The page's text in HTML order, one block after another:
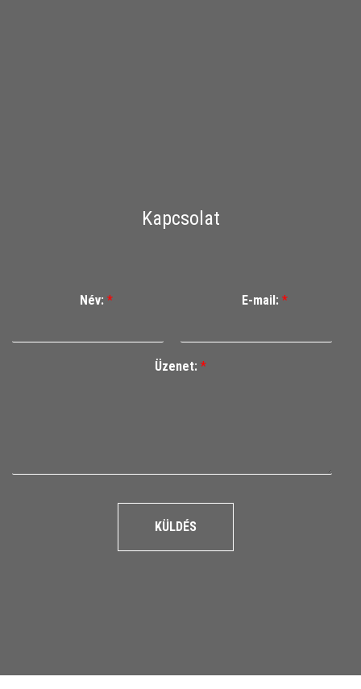
Kapcsolat
Név: * E-mail: *
Üzenet: *
KÜLDÉS